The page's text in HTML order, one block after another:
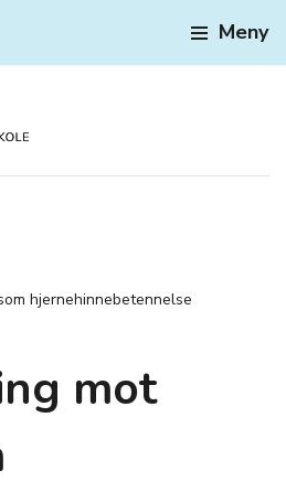
Meny
hjernehinnebetennelse
mot